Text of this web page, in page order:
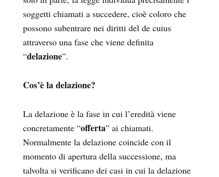
soggetti chiamati a succedere, cioè coloro che
possono subentrare nei diritti del de cuius
attraverso una fase che viene definita
“delazione”.
Cos’è la delazione?
La delazione è la fase in cui l’eredità viene
concretamente “offerta” ai chiamati.
Normalmente la delazione coincide con il
momento di apertura della successione, ma
talvolta si verificano dei casi in cui la delazione